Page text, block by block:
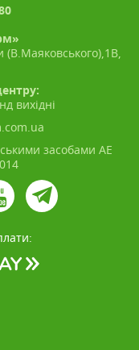
(В.Маяковського),1В,
вихідні
засобами АЕ